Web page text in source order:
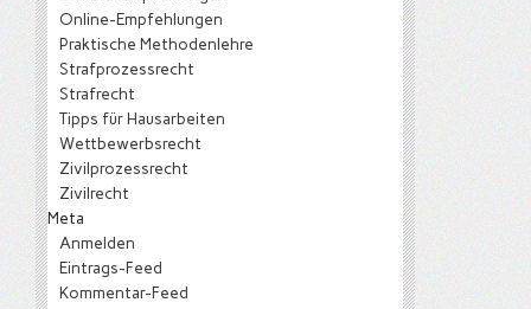
Online-Empfehlungen
Praktische Methodenlehre
Strafprozessrecht
Strafrecht
Tipps für Hausarbeiten
Wettbewerbsrecht
Zivilprozessrecht
Zivilrecht
Meta
Anmelden
Eintrags-Feed
Kommentar-Feed